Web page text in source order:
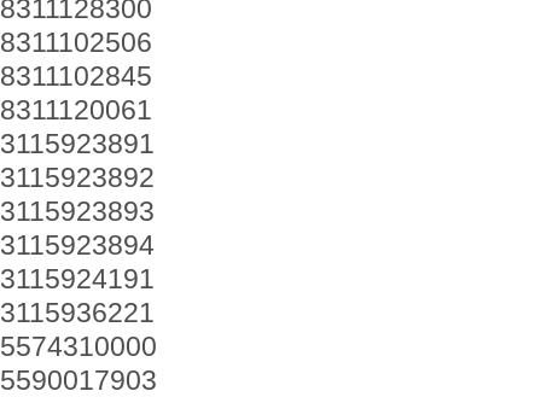
8311128300
8311102506
8311102845
8311120061
3115923891
3115923892
3115923893
3115923894
3115924191
3115936221
5574310000
5590017903